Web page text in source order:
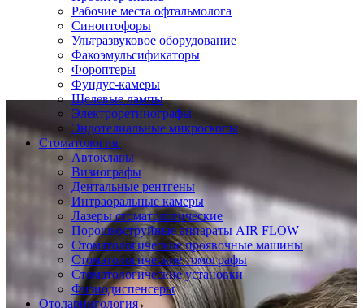
Рабочие места офтальмолога
Синоптофоры
Ультразвуковое оборудование
Факоэмульсификаторы
Фороптеры
Фундус-камеры
Щелевые лампы
Электроретинографы
Эндотелиальные микроскопы
Стоматология
Автоклавы
Визиографы
Дентальные рентгены
Интраоральные камеры
Лазеры стоматологические
Порошкоструйные аппараты AIR FLOW
Стоматологические проявочные машины
Стоматологические томографы
Стоматологические установки
Физиодиспенсеры
Отоларингология